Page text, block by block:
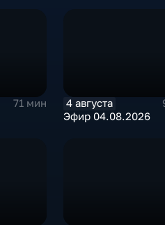
71 мин
4 августа
Эфир 04.08.2026